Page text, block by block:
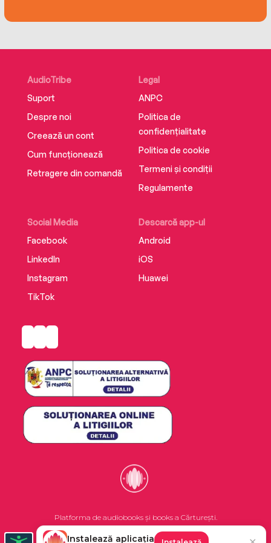
AudioTribe
Suport
Despre noi
Creează un cont
Cum funcționează
Retragere din comandă
Social Media
Facebook
LinkedIn
Instagram
TikTok
Descarcă app-ul
Android
iOS
Huawei
Legal
ANPC
Politica de
confidențialitate
Politica de cookie
Termeni și condiții
Regulamente
Platforma de audiobooks și books a Cărturești.
Instalează aplicația